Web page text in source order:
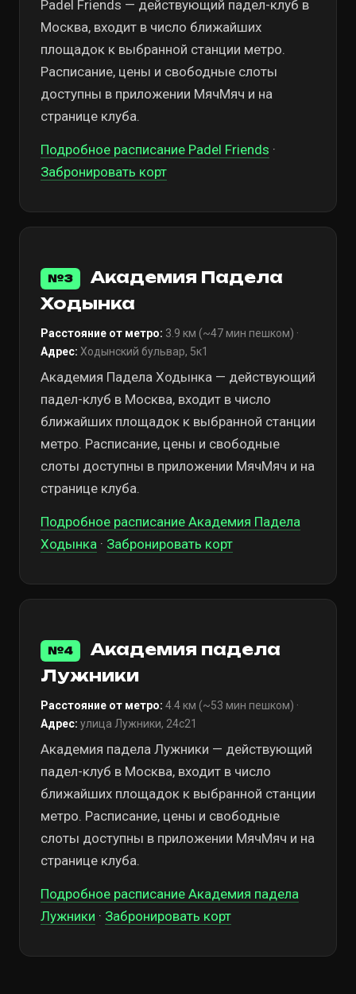
Padel Friends — действующий падел-клуб в
Москва, входит в число ближайших
площадок к выбранной станции метро.
Расписание, цены и свободные слоты
доступны в приложении МячМяч и на
странице клуба.
Подробное расписание Padel Friends ·
Забронировать корт
№3
Академия Падела
Ходынка
Расстояние от метро: 3.9 км (~47 мин пешком) ·
Адрес: Ходынский бульвар, 5к1
Академия Падела Ходынка — действующий
падел-клуб в Москва, входит в число
ближайших площадок к выбранной станции
метро. Расписание, цены и свободные
слоты доступны в приложении МячМяч и на
странице клуба.
Подробное расписание Академия Падела
Ходынка · Забронировать корт
№4
Академия падела
Лужники
Расстояние от метро: 4.4 км (~53 мин пешком) ·
Адрес: улица Лужники, 24с21
Академия падела Лужники — действующий
падел-клуб в Москва, входит в число
ближайших площадок к выбранной станции
метро. Расписание, цены и свободные
слоты доступны в приложении МячМяч и на
странице клуба.
Подробное расписание Академия падела
Лужники · Забронировать корт